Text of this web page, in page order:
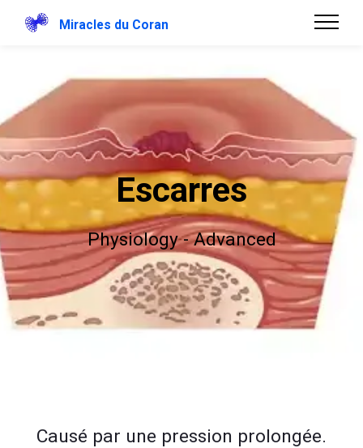
Miracles du Coran
Escarres
Physiology - Advanced
Causé par une pression prolongée.